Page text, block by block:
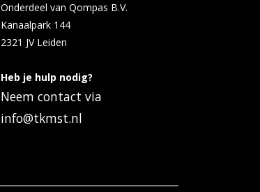
Onderdeel van Qompas B.V.
Kanaalpark 144
2321 JV Leiden
Heb je hulp nodig?
Neem contact via
info@tkmst.nl